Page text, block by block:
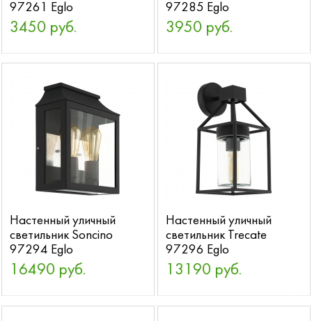
97261 Eglo
3450 руб.
97285 Eglo
3950 руб.
Настенный уличный
светильник Soncino
97294 Eglo
16490 руб.
Настенный уличный
светильник Trecate
97296 Eglo
13190 руб.